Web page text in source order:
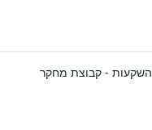
השקעות - קבוצת מחקר